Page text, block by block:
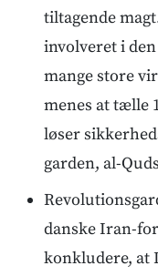
tiltagende
involveret i
mange store
menes at tælle
løser
garden, al-
danske Iran-
konkludere, at